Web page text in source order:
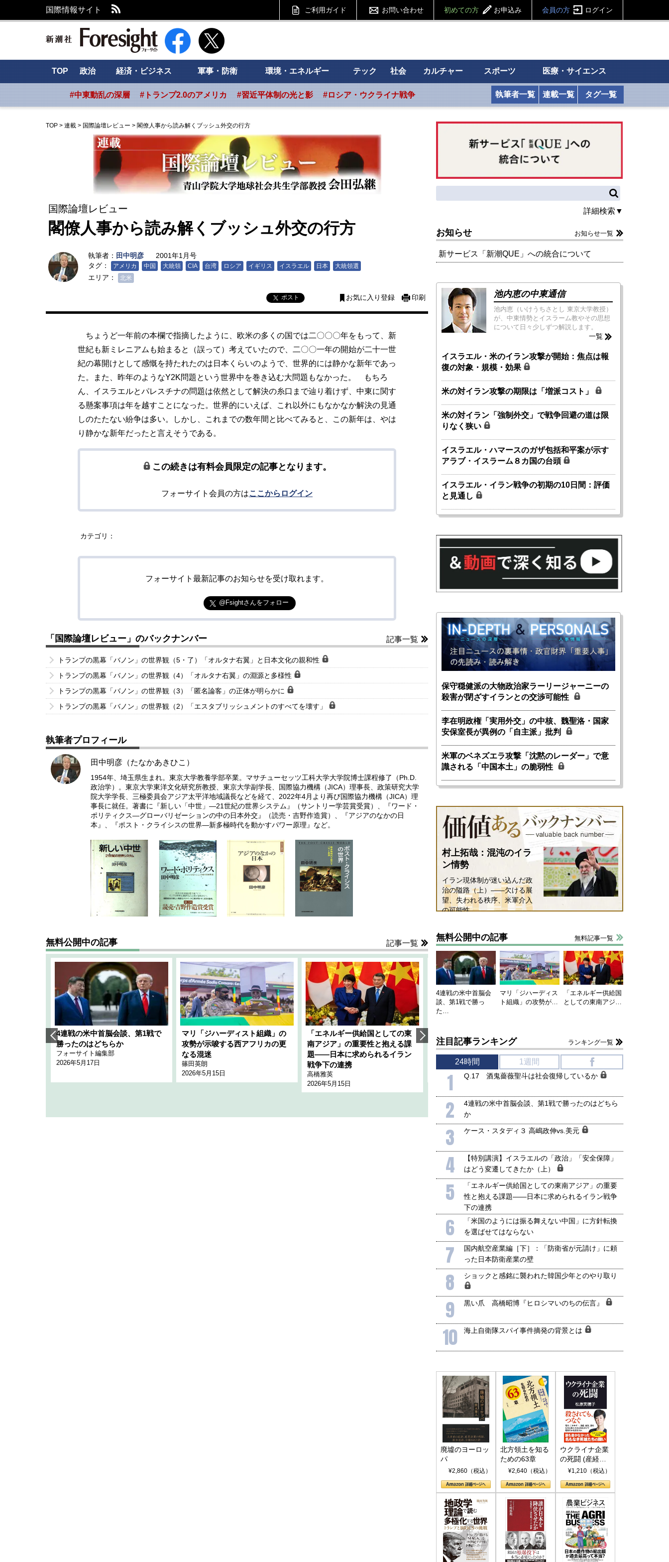
国際情報サイト ご利用ガイド お問い合わせ 初めての方 お申込み 会員の方 ログイン
新潮社 Foresight フォーサイト
TOP 政治 経済・ビジネス 軍事・防衛 環境・エネルギー テック 社会 カルチャー スポーツ 医療・サイエンス
#中東動乱の深層 #トランプ2.0のアメリカ #習近平体制の光と影 #ロシア・ウクライナ戦争 執筆者一覧 連載一覧 タグ一覧
TOP > 連載 > 国際論壇レビュー > 閣僚人事から読み解くブッシュ外交の行方
国際論壇レビュー
閣僚人事から読み解くブッシュ外交の行方
執筆者： 田中明彦
2001年1月号
タグ：
アメリカ 中国 大統領 CIA 台湾 ロシア イギリス イスラエル 日本 大統領選
エリア： 北米
ポスト お気に入り登録 印刷
ちょうど一年前の本欄で指摘したように、欧米の多くの国では二〇〇〇年をもって、新
世紀も新ミレニアムも始まると（誤って）考えていたので、二〇〇一年の開始が二十一世
紀の幕開けとして感慨を持たれたのは日本くらいのようで、世界的には静かな新年であっ
た。また、昨年のようなY2K問題という世界中を巻き込む大問題もなかった。 もちろ
ん、イスラエルとパレスチナの問題は依然として解決の糸口まで辿り着けず、中東に関す
る懸案事項は年を越すことになった。世界的にいえば、これ以外にもなかなか解決の見通
しのたたない紛争は多い。しかし、これまでの数年間と比べてみると、この新年は、やは
り静かな新年だったと言えそうである。
この続きは有料会員限定の記事となります。
フォーサイト会員の方はここからログイン
カテゴリ：
フォーサイト最新記事のお知らせを受け取れます。
@Fsightさんをフォロー
「国際論壇レビュー」のバックナンバー 記事一覧
トランプの黒幕「バノン」の世界観（5・了）「オルタナ右翼」と日本文化の親和性
トランプの黒幕「バノン」の世界観（4）「オルタナ右翼」の淵源と多様性
トランプの黒幕「バノン」の世界観（3）「匿名論客」の正体が明らかに
トランプの黒幕「バノン」の世界観（2）「エスタブリッシュメントのすべてを壊す」
執筆者プロフィール
田中明彦（たなかあきひこ）
1954年、埼玉県生まれ。東京大学教養学部卒業。マサチューセッツ工科大学大学院博士課程修了（Ph.D.
政治学）。東京大学東洋文化研究所教授、東京大学副学長、国際協力機構（JICA）理事長、政策研究大学
院大学学長、三極委員会アジア太平洋地域議長などを経て、2022年4月より再び国際協力機構（JICA）理
事長に就任。著書に『新しい「中世」―21世紀の世界システム』（サントリー学芸賞受賞）、『ワード・
ポリティクス―グローバリゼーションの中の日本外交』（読売・吉野作造賞）、『アジアのなかの日
本』、『ポスト・クライシスの世界―新多極時代を動かすパワー原理』など。
無料公開中の記事 記事一覧
4連戦の米中首脳会談、第1戦で
勝ったのはどちらか
フォーサイト編集部
2026年5月17日
マリ「ジハーディスト組織」の
攻勢が示唆する西アフリカの更
なる混迷
篠田英朗
2026年5月15日
「エネルギー供給国としての東
南アジア」の重要性と抱える課
題――日本に求められるイラン
戦争下の連携
高橋雅英
2026年5月15日
1905年体制」における日米韓安
全保障協力の意味
千々和泰明
2026年5月15日
ネルギー転換が「中国依存」に
行き着くリスク
2026年5月14日
詳細検索▼
お知らせ お知らせ一覧
新サービス「新潮QUE」への統合について
池内恵の中東通信
池内恵（いけうちさとし 東京大学教授）
が、中東情勢とイスラーム教やその思想
について日々少しずつ解説します。
一覧
イスラエル・米のイラン攻撃が開始：焦点は報
復の対象・規模・効果
米の対イラン攻撃の期限は「増派コスト」
米の対イラン「強制外交」で戦争回避の道は限
りなく狭い
イスラエル・ハマースのガザ包括和平案が示す
アラブ・イスラーム８カ国の台頭
イスラエル・イラン戦争の初期の10日間：評価
と見通し
保守穏健派の大物政治家ラーリージャーニーの
殺害が閉ざすイランとの交渉可能性
李在明政権「実用外交」の中核、魏聖洛・国家
安保室長が異例の「自主派」批判
米軍のベネズエラ攻撃「沈黙のレーダー」で意
識される「中国本土」の脆弱性
村上拓哉：混沌のイラ
ン情勢
イラン現体制が迷い込んだ政
治の隘路（上）――欠ける展
望、失われる秩序、米軍介入
の可能性
無料公開中の記事 無料記事一覧
4連戦の米中首脳会
談、第1戦で勝っ
た…
マリ「ジハーディス
ト組織」の攻勢が…
「エネルギー供給国
としての東南アジ…
注目記事ランキング ランキング一覧
24時間 1週間
1 Q.17 酒鬼薔薇聖斗は社会復帰しているか
2
4連戦の米中首脳会談、第1戦で勝ったのはどちら
か
3 ケース・スタディ３ 高嶋政伸vs.美元
4
【特別講演】イスラエルの「政治」「安全保障」
はどう変遷してきたか（上）
5
「エネルギー供給国としての東南アジア」の重要
性と抱える課題――日本に求められるイラン戦争
下の連携
6
「米国のようには振る舞えない中国」に方針転換
を選ばせてはならない
7
国内航空産業編［下］：「防衛省が元請け」に頼
った日本防衛産業の壁
8 ショックと感銘に襲われた韓国少年とのやり取り
9 黒い爪 高橋昭博『ヒロシマいのちの伝言』
10 海上自衛隊スパイ事件摘発の背景とは
廃墟のヨーロッ
パ
¥2,860（税込）
北方領土を知る
ための63章
¥2,640（税込）
ウクライナ企業
の死闘 (産経セ
レクト S 039)
¥1,210（税込）